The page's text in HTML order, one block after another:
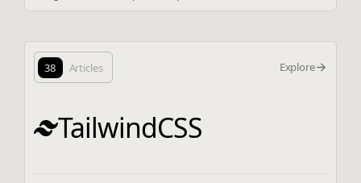
38 Articles Explore
TailwindCSS